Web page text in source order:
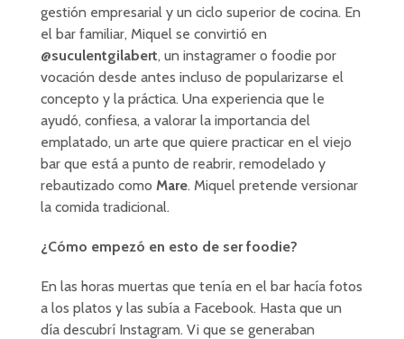
gestión empresarial y un ciclo superior de cocina. En
el bar familiar, Miquel se convirtió en
@suculentgilabert, un instagramer o foodie por
vocación desde antes incluso de popularizarse el
concepto y la práctica. Una experiencia que le
ayudó, confiesa, a valorar la importancia del
emplatado, un arte que quiere practicar en el viejo
bar que está a punto de reabrir, remodelado y
rebautizado como Mare. Miquel pretende versionar
la comida tradicional.
¿Cómo empezó en esto de ser foodie?
En las horas muertas que tenía en el bar hacía fotos
a los platos y las subía a Facebook. Hasta que un
día descubrí Instagram. Vi que se generaban